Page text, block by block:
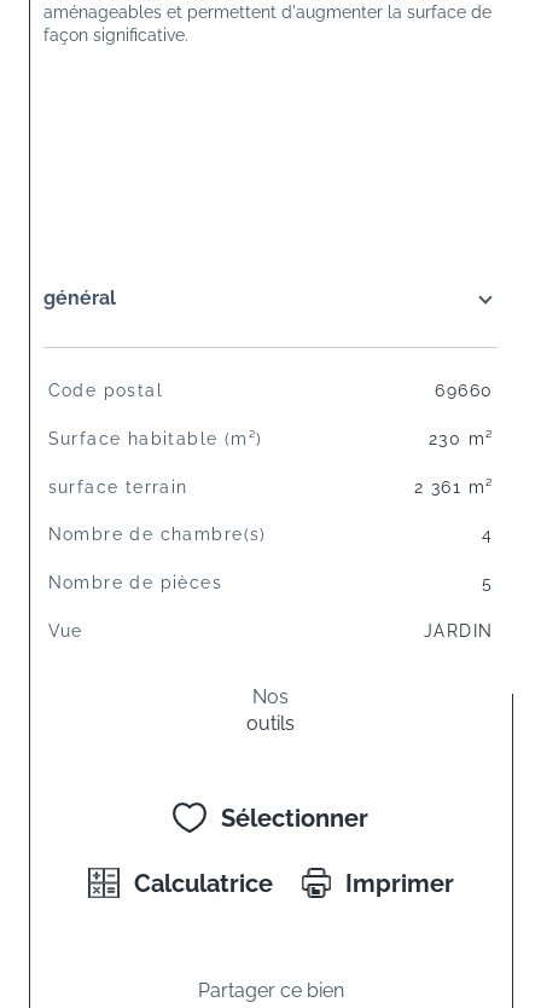
aménageables et permettent d'augmenter la surface de
façon significative.
général
TRAD_SIROCCO_Caracteristique
Code postal 69660
Surface habitable (m²) 230 m²
surface terrain 2 361 m²
Nombre de chambre(s) 4
Nombre de pièces 5
Vue JARDIN
Nos
outils
Sélectionner
Calculatrice Imprimer
Partager ce bien